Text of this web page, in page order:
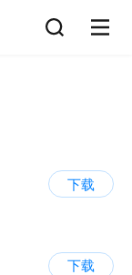
下载
下载